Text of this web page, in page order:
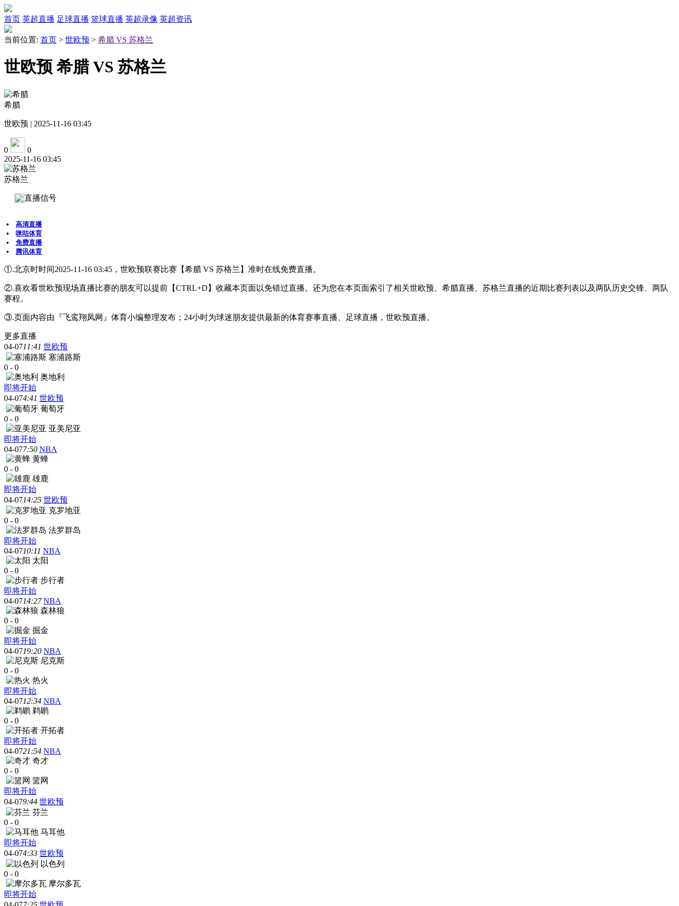
首页 英超直播 足球直播 篮球直播 英超录像 英超资讯
当前位置: 首页 > 世欧预 > 希腊 VS 苏格兰
世欧预 希腊 VS 苏格兰
希腊
世欧预 | 2025-11-16 03:45
0
0
2025-11-16 03:45
苏格兰
直播信号
高清直播
咪咕体育
免费直播
腾讯体育
①.北京时时间2025-11-16 03:45，世欧预联赛比赛【希腊 VS 苏格兰】准时在线免费直播。
②.喜欢看世欧预现场直播比赛的朋友可以提前【CTRL+D】收藏本页面以免错过直播。还为您在本页面索引了相关世欧预、希腊直播、苏格兰直播的近期比赛列表以及两队历史交锋、两队
赛程。
③.页面内容由『飞鸾翔凤网』体育小编整理发布；24小时为球迷朋友提供最新的体育赛事直播、足球直播，世欧预直播。
更多直播
04-0711:41 世欧预
塞浦路斯
0 - 0
奥地利
即将开始
04-074:41 世欧预
葡萄牙
0 - 0
亚美尼亚
即将开始
04-077:50 NBA
黄蜂
0 - 0
雄鹿
即将开始
04-0714:25 世欧预
克罗地亚
0 - 0
法罗群岛
即将开始
04-0710:11 NBA
太阳
0 - 0
步行者
即将开始
04-0714:27 NBA
森林狼
0 - 0
掘金
即将开始
04-0719:20 NBA
尼克斯
0 - 0
热火
即将开始
04-0712:34 NBA
鹈鹕
0 - 0
开拓者
即将开始
04-0721:54 NBA
奇才
0 - 0
篮网
即将开始
04-079:44 世欧预
芬兰
0 - 0
马耳他
即将开始
04-074:33 世欧预
以色列
0 - 0
摩尔多瓦
即将开始